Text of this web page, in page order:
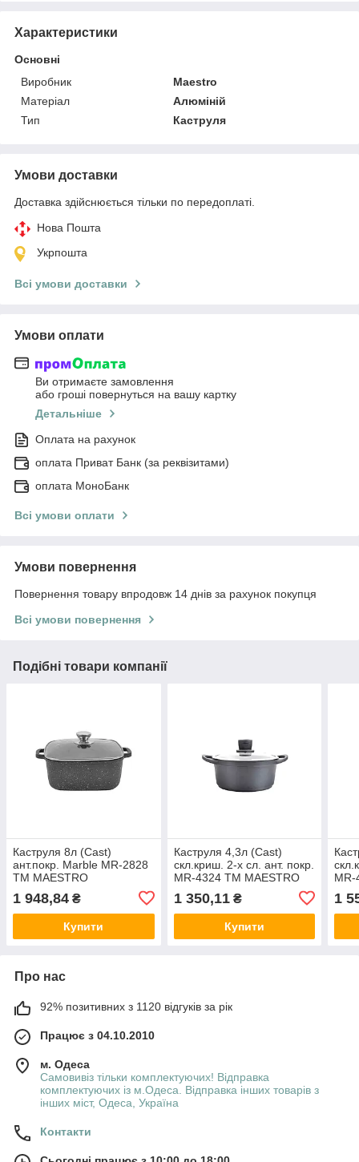
Характеристики
Основні
Виробник
Maestro
Матеріал
Алюміній
Тип
Каструля
Умови доставки
Доставка здійснюється тільки по передоплаті.
Нова Пошта
Укрпошта
Всі умови доставки
Умови оплати
Ви отримаєте замовлення
або гроші повернуться на вашу картку
Детальніше
Оплата на рахунок
оплата Приват Банк (за реквізитами)
оплата МоноБанк
Всі умови оплати
Умови повернення
Повернення товару впродовж 14 днів за рахунок покупця
Всі умови повернення
Подібні товари компанії
Каструля 8л (Cast)
ант.покр. Marble MR-2828
ТМ MAESTRO
1 948,84 ₴
Купити
Каструля 4,3л (Cast)
скл.криш. 2-х сл. ант. покр.
MR-4324 ТМ MAESTRO
1 350,11₴
Купити
1
Про нас
92% позитивних з 1120 відгуків за рік
Працює з 04.10.2010
м. Одеса
Самовивіз тільки комплектуючих! Відправка
комплектуючих із м.Одеса. Відправка інших товарів з
інших міст, Одеса, Україна
Контакти